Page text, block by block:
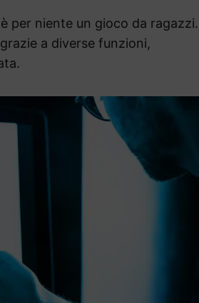
per niente un gioco da ragazzi.
a diverse funzioni,